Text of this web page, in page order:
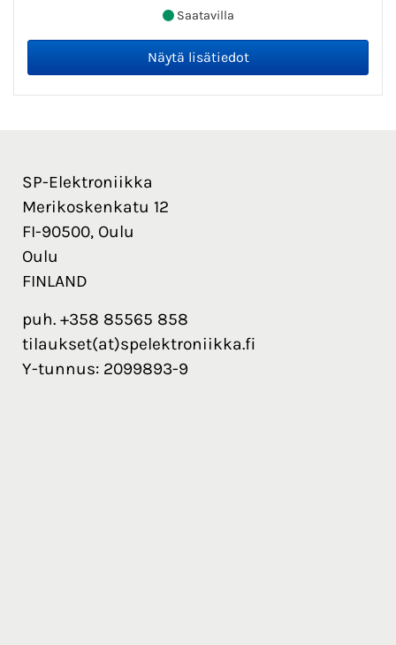
Saatavilla
SP-Elektroniikka
Merikoskenkatu 12
FI-90500, Oulu
Oulu
FINLAND
puh. +358 85565 858
tilaukset(at)spelektroniikka.fi
Y-tunnus: 2099893-9